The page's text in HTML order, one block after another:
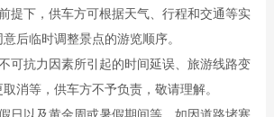
提下，供车方可根据天气、行程和交通等实
后临时调整景点的游览顺序。
可抗力因素所引起的时间延误、旅游线路变
消等，供车方不予负责，敬请理解。